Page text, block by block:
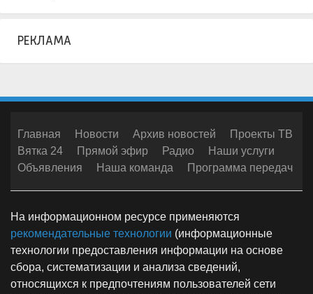
РЕКЛАМА
Главная Новости Архив новостей
Проекты ТВ
Вятка 24
Прямой эфир Радио
Наши услуги
Объявления
Наша команда Программа передач
На информационном ресурсе применяются
рекомендательные технологии (информационные
технологии предоставления информации на основе
сбора, систематизации и анализа сведений,
относящихся к предпочтениям пользователей сети